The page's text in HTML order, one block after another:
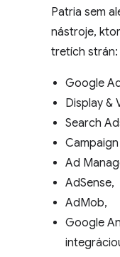
Patria sem
nástroje,
tretích strán:
Google
Display &
Search
Ad
AdSense,
AdMob,
Google